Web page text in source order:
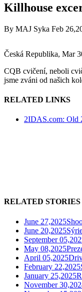
Killhouse
By MAJ Syka Feb
Česká Republika, Mar
CQB cvičení, neboli
jsme zváni od našich
RELATED LINKS
2IDAS.com: Old
RELATED STORIES
June 27,2025
June 20,2025
September
May 08,2025
April 05,2025
February 22,2025
January 25,2025
November